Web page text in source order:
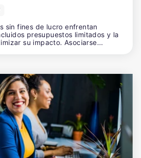
sin fines de lucro enfrentan
presupuestos limitados y la
su impacto. Asociarse...